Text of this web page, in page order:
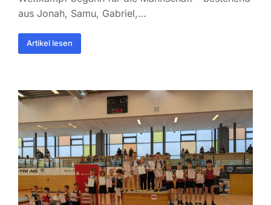
aus Jonah, Samu, Gabriel,…
Artikel lesen